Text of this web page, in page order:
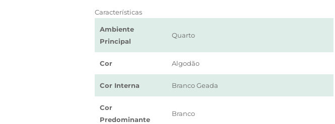
Características
Ambiente
Principal
Quarto
Cor Algodão
Cor Interna Branco Geada
Cor
Predominante
Branco